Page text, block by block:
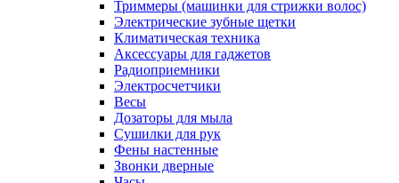
Триммеры (машинки для стрижки волос)
Электрические зубные щетки
Климатическая техника
Аксессуары для гаджетов
Радиоприемники
Электросчетчики
Весы
Дозаторы для мыла
Сушилки для рук
Фены настенные
Звонки дверные